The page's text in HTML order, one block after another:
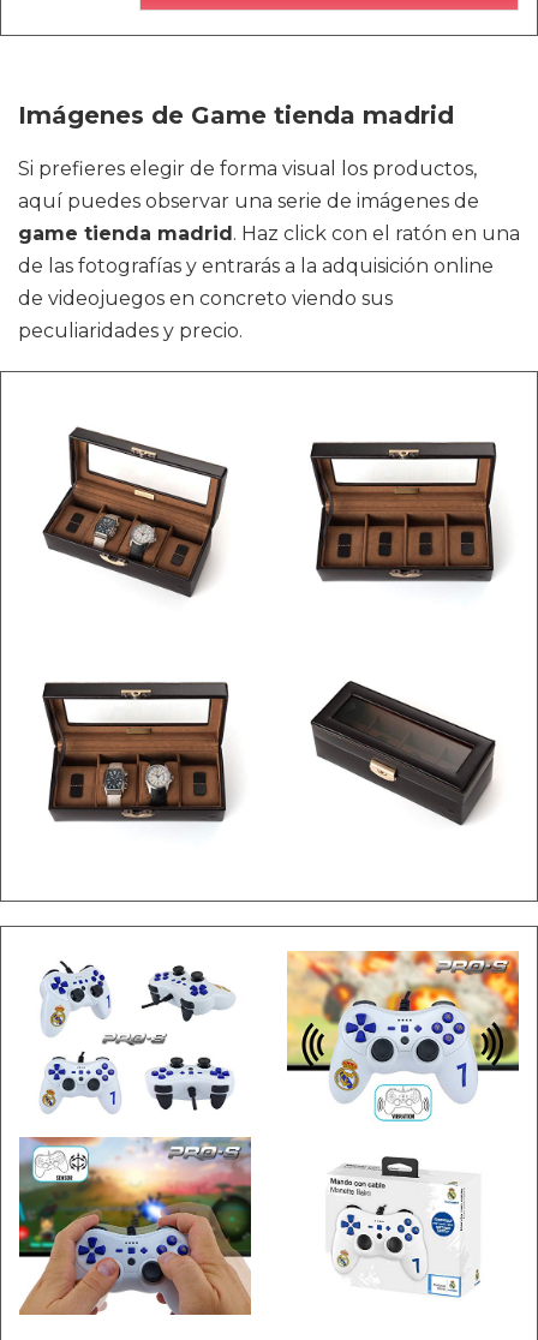
Imágenes de Game tienda madrid
Si prefieres elegir de forma visual los productos,
aquí puedes observar una serie de imágenes de
game tienda madrid. Haz click con el ratón en una
de las fotografías y entrarás a la adquisición online
de videojuegos en concreto viendo sus
peculiaridades y precio.